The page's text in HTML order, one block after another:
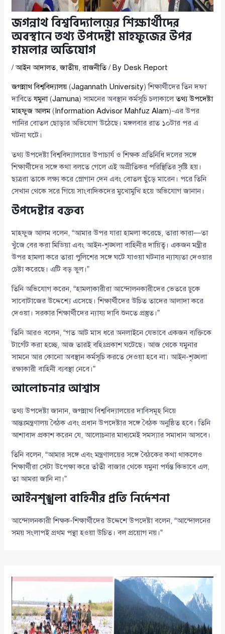
জগন্নাথ বিশ্ববিদ্যালয়ের শিক্ষার্থীদের
অবস্থানে তথ্য উপদেষ্টা মাহফুজের উপর
হামলার অভিযোগ
/আইন আদালত,জাতীয়,রাজনীতি/ By Desk Report
জগন্নাথ বিশ্ববিদ্যালয় (Jagannath University) শিক্ষার্থীদের তিন দফা
দাবিতেযমুনা(Jamuna) সামনের অবস্থান কর্মসূচি চলাকালেতথ্য উপদেষ্টা
মাহফুজ আলম( Information Advisor Mahfuz Alam)-এর উপর
পানির বোতল ছোড়ার অভিযোগ উঠেছে। মঙ্গলবার রাত ১০টার পর এ
ঘটনা ঘটে।
তথ্য উপদেষ্টা বিশ্ববিদ্যালয়ের উপাচার্য ও শিক্ষক প্রতিনিধি দলের সঙ্গে
শিক্ষার্থীদের সঙ্গে কথা বলতে গেলে এই অপ্রীতিকর পরিস্থিতির সৃষ্টি হয়।
ছাত্ররা তাকে লক্ষ্য করে স্লোগান দেন এবং বোতল ছুঁড়ে মারেন। পরে তিনি
সেখান থেকে সরে গিয়ে সাংবাদিকদের মুখোমুখি হয়ে অভিযোগ জানান।
উপদেষ্টার বক্তব্য
মাহফুজ আলম বলেন, “আমার উপর যারা হামলা করেছে, তারা কারা—তা
খুঁজে বের করা মিডিয়া এবং আইন-শৃঙ্খলা বাহিনীর দায়িত্ব। একজন মন্ত্রীর
উপর হামলা করে তারা পুলিশের সঙ্গে ঘটে যাওয়া ঘটনার ন্যায্যতা দেওয়ার
চেষ্টা করেছে। এটি বড় ভুল।”
তিনি অভিযোগ করেন, “হামলাকারীরা আন্দোলনকারীদের ভেতরে ঢুকে
সাবোটাজের উদ্দেশ্যে এসেছে। শিক্ষার্থীদের উচিত তাদের আলাদা করে
দেওয়া। সরকার শিক্ষার্থীদের ন্যায্য দাবি শুনতে প্রস্তুত।”
তিনি আরও বলেন, “গত আট মাস ধরে অনলাইনে যেভাবে একজন ব্যক্তিকে
টার্গেট করা হচ্ছে, আজ তারই বহিঃপ্রকাশ ঘটেছে। আজ থেকে যমুনার
সামনে আর কোনো অবস্থান কর্মসূচি করতে দেওয়া হবে না। আইন-শৃঙ্খলা
রক্ষাকারী বাহিনী ব্যবস্থা নেবে।”
আলোচনার আশ্বাস
তথ্য উপদেষ্টা জানান, জগন্নাথ বিশ্ববিদ্যালয়ের দাবিসমূহ নিয়ে
আন্তঃমন্ত্রণালয় বৈঠক এবং প্রধান উপদেষ্টার সঙ্গে বৈঠক অনুষ্ঠিত হবে। তিনি
আশাবাদ প্রকাশ করেন যে, আলোচনার মাধ্যমেই সমস্যার সমাধান আসবে।
তিনি বলেন, “আমার সঙ্গে এবং মন্ত্রণালয়ের সঙ্গে বৈঠকের কথা থাকলেও
শিক্ষার্থীরা সেটা উপেক্ষা করে তাঁতী বাজার থেকে যমুনা পর্যন্ত কিভাবে এল,
তা আমরা জানি না।”
আইনশৃঙ্খলা বাহিনীর প্রতি নির্দেশনা
আন্দোলনকারী শিক্ষক-শিক্ষার্থীদের উদ্দেশে উপদেষ্টা বলেন, “আন্দোলনের
সময় সংলাপই প্রথম পন্থা হওয়া উচিত। বল প্রয়োগ নয়।”